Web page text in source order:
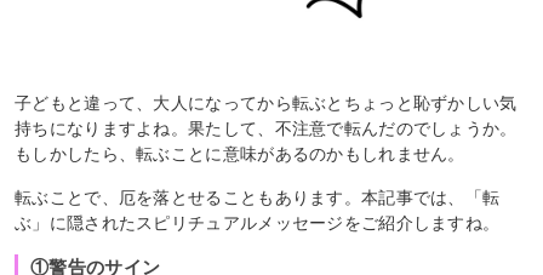
子どもと違って、大人になってから転ぶとちょっと恥ずかしい気
持ちになりますよね。果たして、不注意で転んだのでしょうか。
もしかしたら、転ぶことに意味があるのかもしれません。
転ぶことで、厄を落とせることもあります。本記事では、「転
ぶ」に隠されたスピリチュアルメッセージをご紹介しますね。
①警告のサイン